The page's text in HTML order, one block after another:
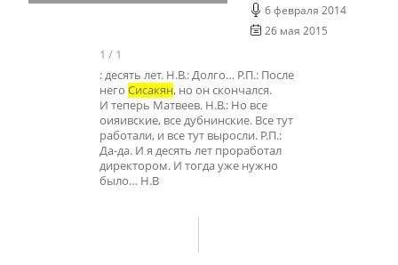
6 февраля 2014
26 мая 2015
1 / 1
: десять лет. Н.В.: Долго… Р.П.: После
него Сисакян, но он скончался.
И теперь Матвеев. Н.В.: Но все
оияивские, все дубнинские. Все тут
работали, и все тут выросли. Р.П.:
Да-да. И я десять лет проработал
директором. И тогда уже нужно
было… Н.В